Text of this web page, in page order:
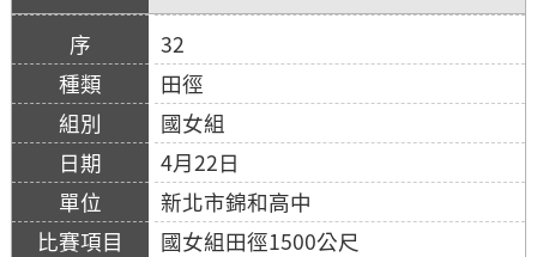
32
田徑
國女組
4月22日
新北市錦和高中
國女組田徑1500公尺